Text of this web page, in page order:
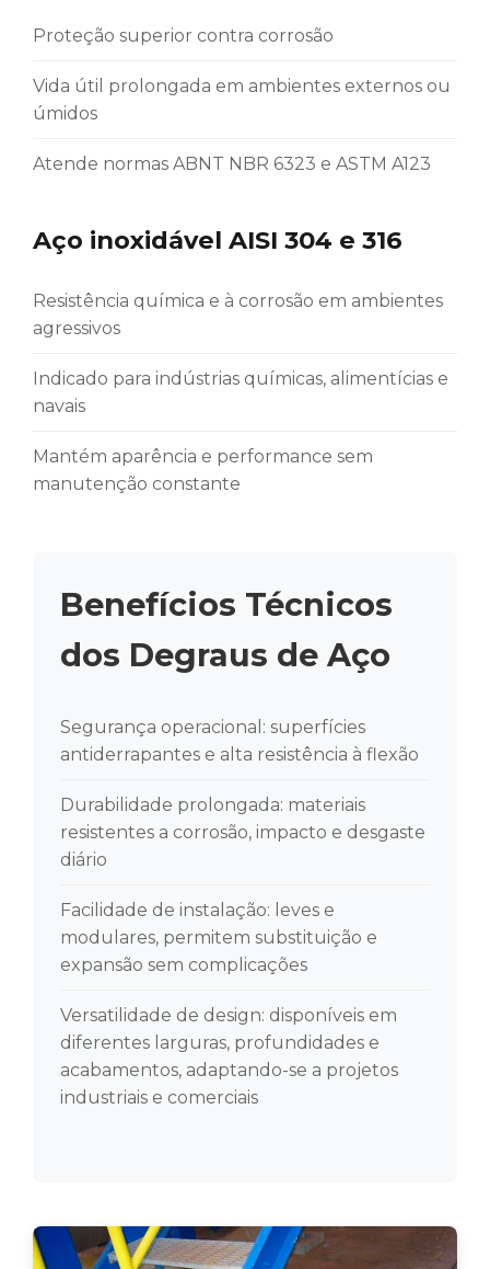
Proteção superior contra corrosão
Vida útil prolongada em ambientes externos ou
úmidos
Atende normas ABNT NBR 6323 e ASTM A123
Aço inoxidável AISI 304 e 316
Resistência química e à corrosão em ambientes
agressivos
Indicado para indústrias químicas, alimentícias e
navais
Mantém aparência e performance sem
manutenção constante
Benefícios Técnicos
dos Degraus de Aço
Segurança operacional: superfícies
antiderrapantes e alta resistência à flexão
Durabilidade prolongada: materiais
resistentes a corrosão, impacto e desgaste
diário
Facilidade de instalação: leves e
modulares, permitem substituição e
expansão sem complicações
Versatilidade de design: disponíveis em
diferentes larguras, profundidades e
acabamentos, adaptando-se a projetos
industriais e comerciais